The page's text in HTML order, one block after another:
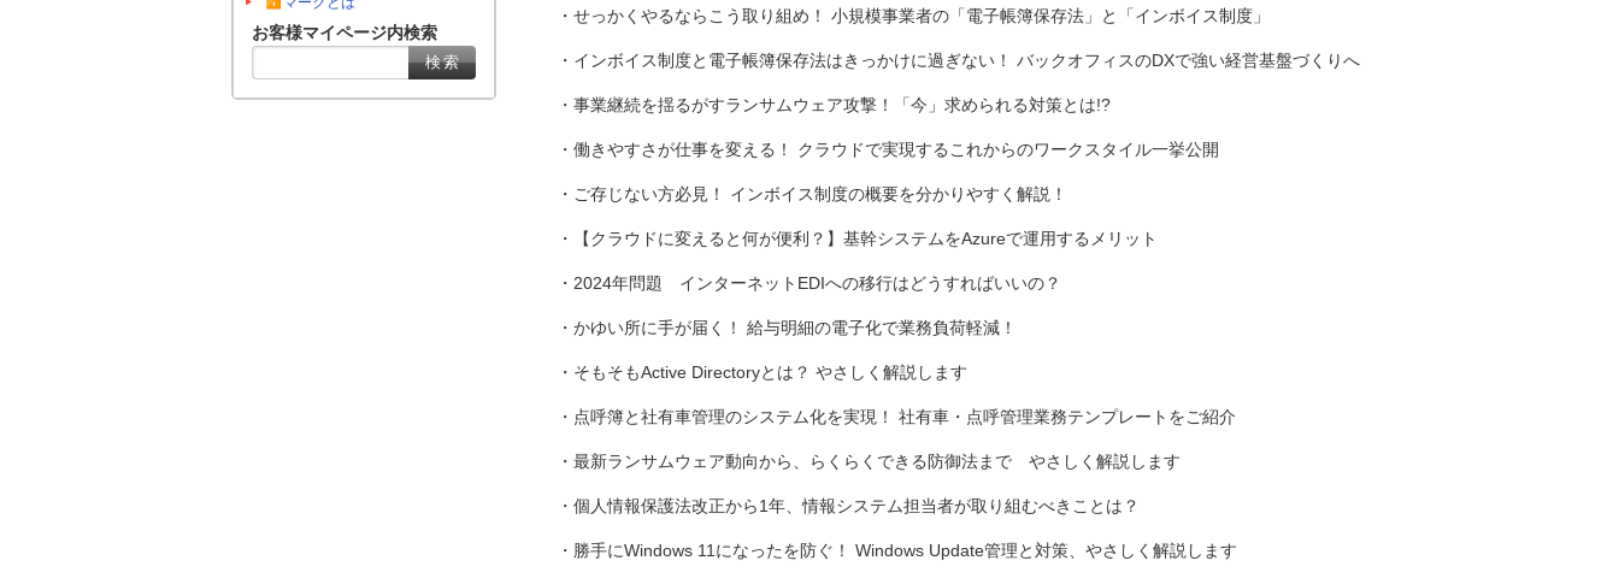
・せっかくやるならこう取り組め！ 小規模事業者の「電子帳簿保存法」と「インボイス制度」
・インボイス制度と電子帳簿保存法はきっかけに過ぎない！ バックオフィスのDXで強い経営基盤づくりへ
・事業継続を揺るがすランサムウェア攻撃！「今」求められる対策とは!?
・働きやすさが仕事を変える！ クラウドで実現するこれからのワークスタイル一挙公開
・ご存じない方必見！ インボイス制度の概要を分かりやすく解説！
・【クラウドに変えると何が便利？】基幹システムをAzureで運用するメリット
・2024年問題 インターネットEDIへの移行はどうすればいいの？
・かゆい所に手が届く！ 給与明細の電子化で業務負荷軽減！
・そもそもActive Directoryとは？ やさしく解説します
・点呼簿と社有車管理のシステム化を実現！ 社有車・点呼管理業務テンプレートをご紹介
・最新ランサムウェア動向から、らくらくできる防御法まで やさしく解説します
・個人情報保護法改正から1年、情報システム担当者が取り組むべきことは？
・勝手にWindows 11になったを防ぐ！ Windows Update管理と対策、やさしく解説します
お客様マイページ内検索